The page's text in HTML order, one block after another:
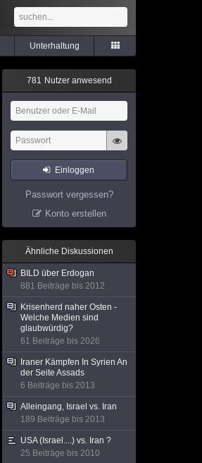
Unterhaltung
781 Nutzer anwesend
Einloggen
Passwort vergessen?
Konto erstellen
Ähnliche Diskussionen
BILD über Erdogan
881 Beiträge bis 2012
Krisenherd naher Osten -
Welche Medien sind
glaubwürdig?
61 Beiträge bis 2026
Iraner Kämpfen In Syrien An
der Seite Assads
6 Beiträge bis 2013
Alleingang, Israel vs. Iran
189 Beiträge bis 2013
USA (Israel....) vs. Iran ?
25 Beiträge bis 2010